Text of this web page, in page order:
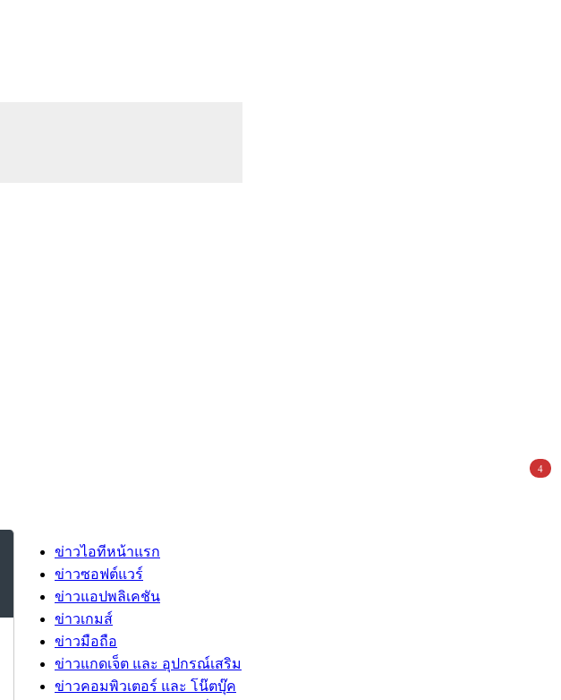
ข่าวไอทีหน้าแรก
ข่าวซอฟต์แวร์
ข่าวแอปพลิเคชัน
ข่าวเกมส์
ข่าวมือถือ
ข่าวแกดเจ็ต และ อุปกรณ์เสริม
ข่าวคอมพิวเตอร์ และ โน๊ตบุ๊ค
4